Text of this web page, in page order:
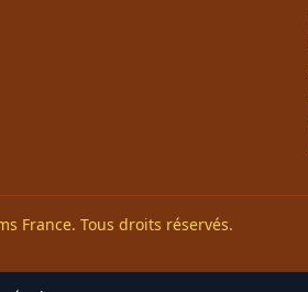
France. Tous droits réservés.